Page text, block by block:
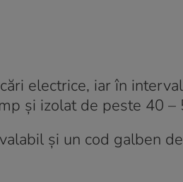
electrice, iar în
și izolat de peste 40 –
şi un cod galben